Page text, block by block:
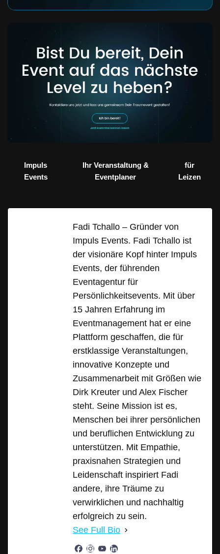
Impuls
Events
Ihr Veranstaltung &
Eventplaner
für
Leizen
Fadi Tchallo – Gründer von
Impuls Events. Fadi Tchallo ist
der visionäre Kopf hinter Impuls
Events, der führenden
Eventagentur für
Persönlichkeitsevents. Mit über
15 Jahren Erfahrung im
Eventmanagement hat er eine
Plattform geschaffen, die für
erstklassige Veranstaltungen,
innovative Konzepte und
Zusammenarbeit mit Größen wie
Dirk Kreuter und Alex Fischer
steht. Seine Mission ist es,
Menschen bei ihrer persönlichen
und beruflichen Entwicklung zu
unterstützen. Mit Empathie,
praxisnahen Strategien und
Leidenschaft inspiriert Fadi
andere, ihre Träume zu
verwirklichen und nachhaltig
erfolgreich zu sein.
See Full Bio